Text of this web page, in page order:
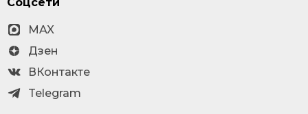
MAX
Дзен
ВКонтакте
Telegram